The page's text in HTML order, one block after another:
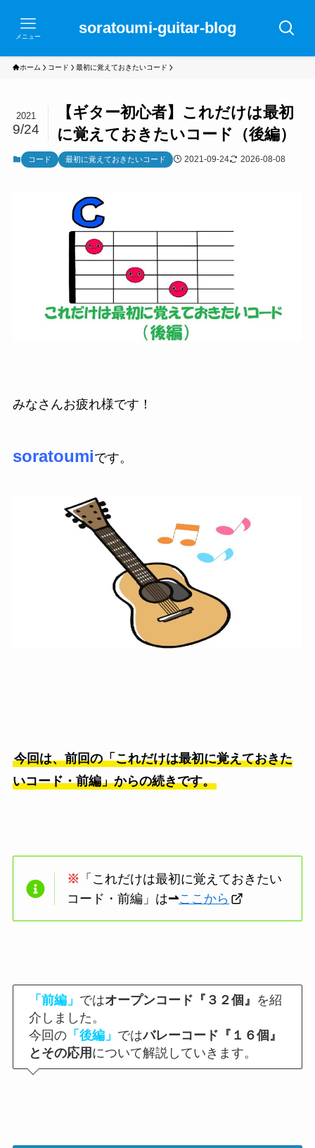
soratoumi-guitar-blog
メニュー
ホーム コード 最初に覚えておきたいコード
【ギター初心者】これだけは最初
に覚えておきたいコード（後編）
2021
9/24
コード 最初に覚えておきたいコード 2021-09-24 2026-08-08
みなさんお疲れ様です！
soratoumiです。
今回は、前回の「これだけは最初に覚えておきた
いコード・前編」からの続きです。
※ 「これだけは最初に覚えておきたい
コード・前編」は⇀ここから
「前編」 ではオープンコード『３２個』 を紹
介しました。
今回の 「後編」 ではバレーコード『１６個』
とその応用 について解説していきます。